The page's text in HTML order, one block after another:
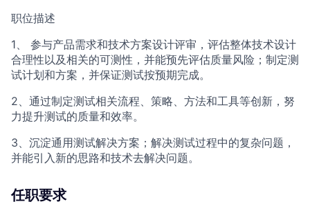
职位描述
1、 参与产品需求和技术方案设计评审，评估整体技术设计
合理性以及相关的可测性，并能预先评估质量风险；制定测
试计划和方案，并保证测试按预期完成。
2、通过制定测试相关流程、策略、方法和工具等创新，努
力提升测试的质量和效率。
3、沉淀通用测试解决方案；解决测试过程中的复杂问题，
并能引入新的思路和技术去解决问题。
任职要求